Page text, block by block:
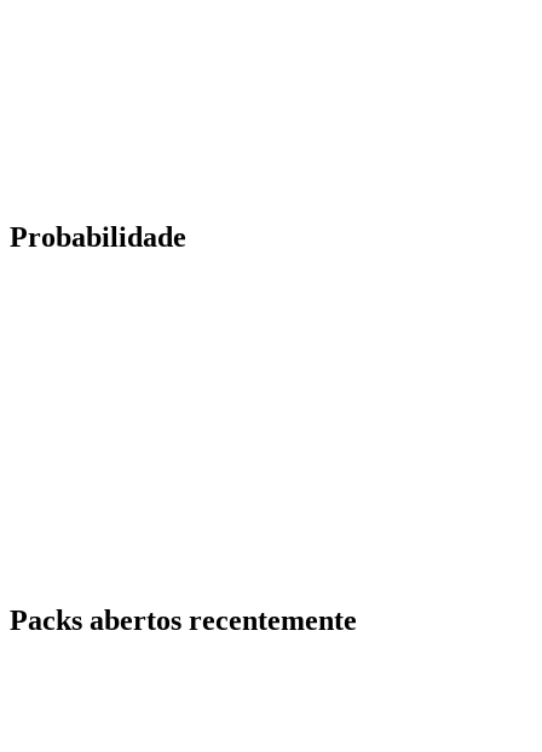
Probabilidade
Packs abertos recentemente